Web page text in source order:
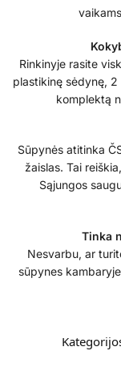
Rinkinyje rasite
plastikinę sėdynę,
komplektą
Sūpynės atitinka
žaislas. Tai
Sąjungos
Tinka
Nesvarbu, ar
sūpynes